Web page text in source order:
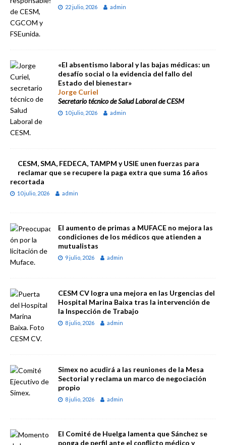
22 julio, 2026 admin
«El absentismo laboral y las bajas médicas: un
desafío social o la evidencia del fallo del
Estado del bienestar»
Jorge Curiel
Secretario técnico de Salud Laboral de CESM
10 julio, 2026 admin
CESM, SMA, FEDECA, TAMPM y USIE unen fuerzas para
reclamar que se recupere la paga extra que suma 16 años
recortada
10 julio, 2026 admin
El aumento de primas a MUFACE no mejora las
condiciones de los médicos que atienden a
mutualistas
9 julio, 2026 admin
CESM CV logra una mejora en las Urgencias del
Hospital Marina Baixa tras la intervención de
la Inspección de Trabajo
8 julio, 2026 admin
Simex no acudirá a las reuniones de la Mesa
Sectorial y reclama un marco de negociación
propio
8 julio, 2026 admin
El Comité de Huelga lamenta que Sánchez se
ponga de perfil ante el conflicto médico y